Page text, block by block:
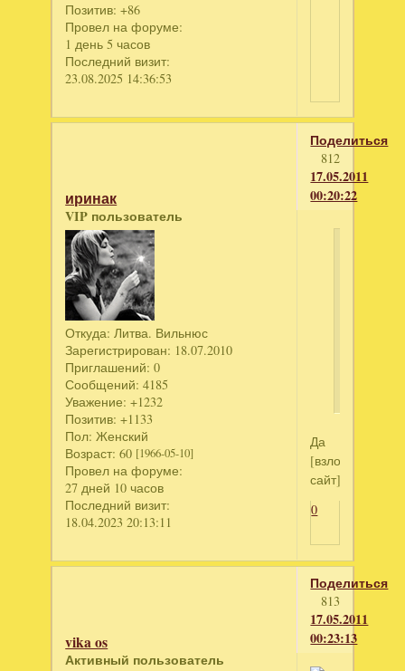
Позитив: +86
Провел на форуме:
1 день 5 часов
Последний визит:
23.08.2025 14:36:53
Поделиться
812
17.05.2011
00:20:22
иринак
VIP пользователь
Откуда: Литва. Вильнюс
Зарегистрирован: 18.07.2010
Приглашений: 0
Сообщений: 4185
Уважение: +1232
Позитив: +1133
Пол: Женский
Возраст: 60 [1966-05-10]
Провел на форуме:
27 дней 10 часов
Последний визит:
18.04.2023 20:13:11
Да
[взломанный
сайт]
0
Поделиться
813
17.05.2011
00:23:13
vika os
Активный пользователь